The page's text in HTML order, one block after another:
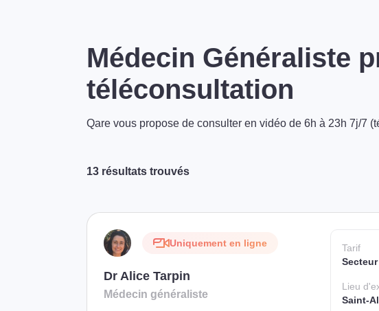
Médecin Généraliste
téléconsultation
Qare vous propose de consulter en vidéo de 6h à 23h 7j/7
13 résultats trouvés
Uniquement en ligne
Dr Alice Tarpin
Médecin généraliste
Tarif
Lieu
Saint-